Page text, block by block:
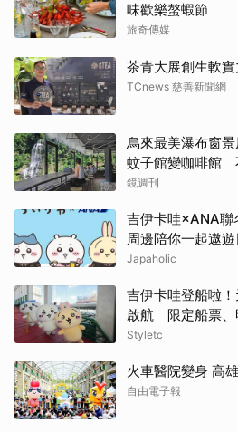
味歡樂螯蝦節
旅奇傳媒
茶青大展創生軟
TCnews 慈善新聞網
烏來最美瀑布窗
蚊子館變咖啡館
喝到讓人想再來
鏡週刊
吉伊卡哇×ANA聯
周邊陪你一起遨
Japaholic
吉伊卡哇登船啦！
啟航 限定船票、
Styletc
火車醫院變身 高
自由電子報